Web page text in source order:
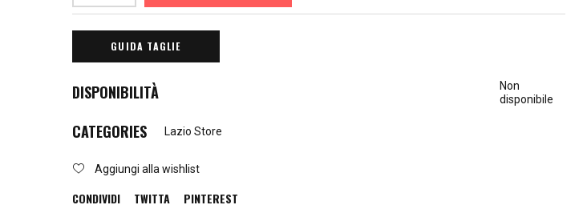
GUIDA TAGLIE
DISPONIBILITÀ
Non
disponibile
CATEGORIES Lazio Store
Aggiungi alla wishlist
CONDIVIDI TWITTA PINTEREST